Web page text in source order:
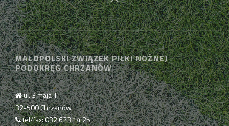
MAŁOPOLSKI ZWIĄZEK PIŁKI NOŻNEJ
PODOKRĘG CHRZANÓW
ul. 3 maja 1
32-500 Chrzanów
tel/fax: 032 623 14 25